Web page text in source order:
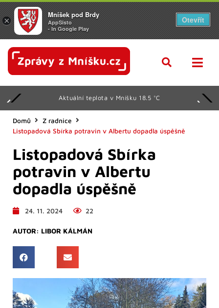
Aktuální teplota v Mníšku 18.5 °C
Domů
Z radnice
Listopadová Sbírka potravin v Albertu dopadla úspěšně
Listopadová Sbírka
potravin v Albertu
dopadla úspěšně
24. 11. 2024 22
AUTOR: LIBOR KÁLMÁN
×
Mníšek pod Brdy
AppSisto
- In Google Play
Otevřít